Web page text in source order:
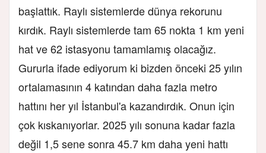
başlattık. Raylı sistemlerde dünya rekorunu
kırdık. Raylı sistemlerde tam 65 nokta 1 km yeni
hat ve 62 istasyonu tamamlamış olacağız.
Gururla ifade ediyorum ki bizden önceki 25 yılın
ortalamasının 4 katından daha fazla metro
hattını her yıl İstanbul'a kazandırdık. Onun için
çok kıskanıyorlar. 2025 yılı sonuna kadar fazla
değil 1,5 sene sonra 45.7 km daha yeni hattı